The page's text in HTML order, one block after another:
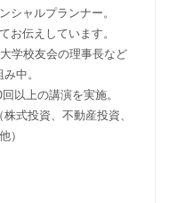
シャルプランナー。
お伝えしています。
学校友会の理事長など
中。
以上の講演を実施。
式投資、不動産投資、
）